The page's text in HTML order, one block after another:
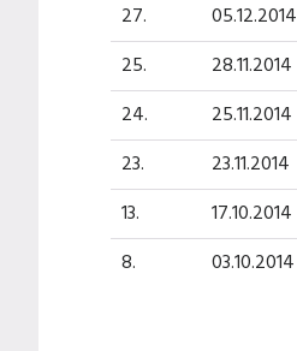
27.
05.12.2014
25.
28.11.2014
24.
25.11.2014
23.
23.11.2014
13.
17.10.2014
8.
03.10.2014